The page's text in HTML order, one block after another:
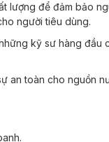
lượng để đảm bảo
người tiêu dùng.
kỹ sư hàng đầu
an toàn cho nguồn